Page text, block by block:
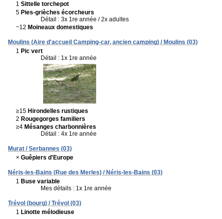
1 Sittelle torchepot
5 Pies-grièches écorcheurs
Détail : 3x 1re année / 2x adultes
~12 Moineaux domestiques
Moulins (Aire d'accueil Camping-car, ancien camping) / Moulins (03)
1 Pic vert
Détail : 1x 1re année
≥15 Hirondelles rustiques
2 Rougegorges familiers
≥4 Mésanges charbonnières
Détail : 4x 1re année
Murat / Serbannes (03)
× Guêpiers d'Europe
Néris-les-Bains (Rue des Merles) / Néris-les-Bains (03)
1 Buse variable
Mes détails : 1x 1re année
Trévol (bourg) / Trévol (03)
1 Linotte mélodieuse